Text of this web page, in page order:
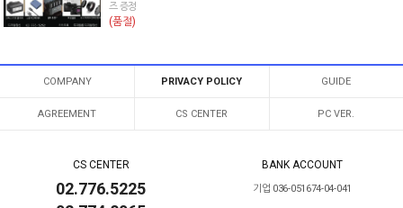
즈 증정
(품절)
COMPANY PRIVACY POLICY GUIDE
AGREEMENT CS CENTER PC VER.
CS CENTER
02.776.5225
BANK ACCOUNT
기업 036-051674-04-041